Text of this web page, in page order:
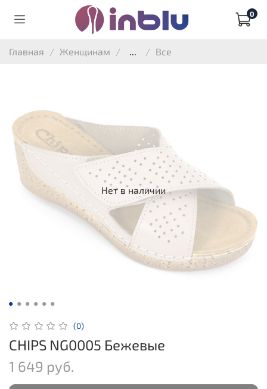
0
Главная Женщинам ... Все
Нет в наличии
(0)
CHIPS NG0005 Бежевые
1 649 руб.